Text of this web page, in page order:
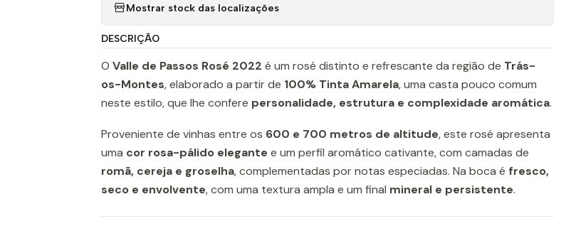
Mostrar stock das localizações
DESCRIÇÃO
O Valle de Passos Rosé 2022 é um rosé distinto e refrescante da região de Trás-
os-Montes, elaborado a partir de 100% Tinta Amarela, uma casta pouco comum
neste estilo, que lhe confere personalidade, estrutura e complexidade aromática.
Proveniente de vinhas entre os 600 e 700 metros de altitude, este rosé apresenta
uma cor rosa-pálido elegante e um perfil aromático cativante, com camadas de
romã, cereja e groselha, complementadas por notas especiadas. Na boca é fresco,
seco e envolvente, com uma textura ampla e um final mineral e persistente.